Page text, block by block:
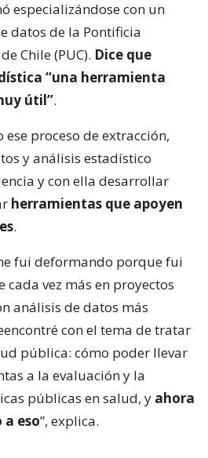
especializándose con un
datos de la Pontificia
Chile (PUC). Dice que
“una herramienta
útil”.
proceso de extracción,
y análisis estadístico
y con ella desarrollar
herramientas que apoyen
.
fui deformando porque fui
vez más en proyectos
análisis de datos más
con el tema de tratar
pública: cómo poder llevar
a la evaluación y la
públicas en salud, y ahora
eso”, explica.